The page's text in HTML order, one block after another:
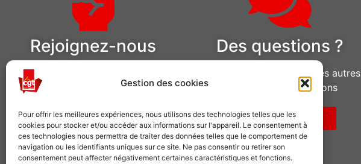
Gestion des cookies
Pour offrir les meilleures expériences, nous utilisons des technologies telles que les
cookies pour stocker et/ou accéder aux informations sur l'appareil. Le consentement à
ces technologies nous permettra de traiter des données telles que le comportement de
navigation ou les identifiants uniques sur ce site. Ne pas consentir ou retirer son
consentement peut affecter négativement certaines caractéristiques et fonctions.
Rejoignez-nous
Comme plusieurs centaines de
milliers de salariés, choisissez la CGT
VOUS SYNDIQUER
Des questions ?
Pour adhérer ou pour toutes autres
demandes d’informations
NOUS CONTACTER